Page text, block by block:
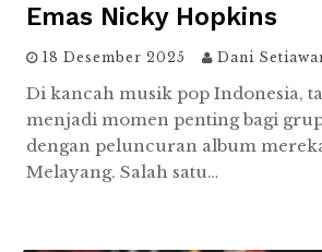
Emas Nicky Hopkins
18 Desember 2025 Dani
Di kancah musik pop Indonesia,
menjadi momen penting bagi
dengan peluncuran album
Melayang. Salah satu…